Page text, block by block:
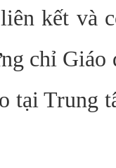
kết và
chỉ
tại Trung